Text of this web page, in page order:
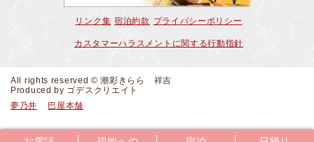
リンク集 宿泊約款 プライバシーポリシー
カスタマーハラスメントに関する行動指針
All rights reserved © 潮彩きらら 祥吉
Produced by ゴデスクリエイト
夢乃井
巴屋本舗